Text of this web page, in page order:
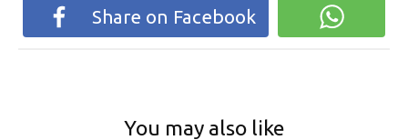
Share on Facebook
You may also like